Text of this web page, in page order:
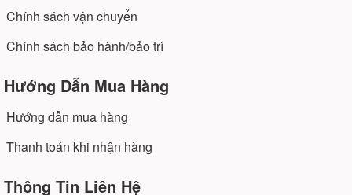
MÁY LÀM MÁT NƯỚC TRÁI CÂY HOẠT ĐỘNG
Máy hoạt động dựa trên nguyên tắc làm lạnh như
tủ lạnh, cơ chế khí làm lạnh luân chuyển tuần
nước trà sữa sử dụng bền, ít phát sinh sửa chữa,
Chính sách vận chuyển
Chính sách bảo hành/bảo trì
Hướng Dẫn Mua Hàng
Hướng dẫn mua hàng
Thanh toán khi nhận hàng
Thông Tin Liên Hệ